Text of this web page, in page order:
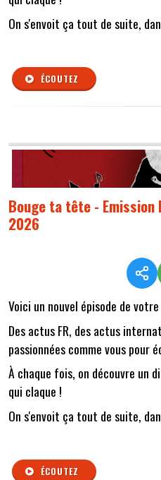
On s'envoit ça tout de suite,
ÉCOUTEZ
Bouge ta tête - Emission
2026
Voici un nouvel épisode de
Des actus FR, des actus
passionnées comme vous pour
À chaque fois, on découvre un
qui claque !
On s'envoit ça tout de suite,
ÉCOUTEZ